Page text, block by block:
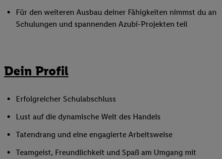
Für den weiteren Ausbau deiner Fähigkeiten nimmst du an
Schulungen und spannenden Azubi-Projekten teil
Dein Profil
Erfolgreicher Schulabschluss
Lust auf die dynamische Welt des Handels
Tatendrang und eine engagierte Arbeitsweise
Teamgeist, Freundlichkeit und Spaß am Umgang mit